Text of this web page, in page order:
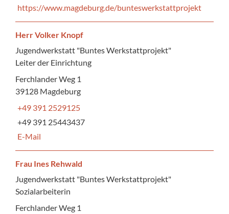
https://www.magdeburg.de/bunteswerkstattprojekt
Herr Volker Knopf
Jugendwerkstatt "Buntes Werkstattprojekt"
Leiter der Einrichtung
Ferchlander Weg 1
39128 Magdeburg
+49 391 2529125
+49 391 25443437
E-Mail
Frau Ines Rehwald
Jugendwerkstatt "Buntes Werkstattprojekt"
Sozialarbeiterin
Ferchlander Weg 1